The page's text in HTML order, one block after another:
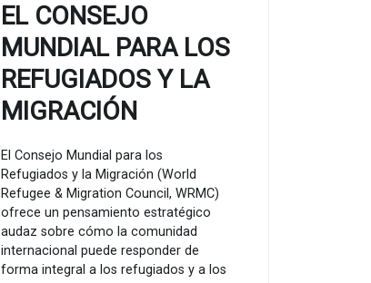
EL CONSEJO
MUNDIAL PARA LOS
REFUGIADOS Y LA
MIGRACIÓN
El Consejo Mundial para los
Refugiados y la Migración (World
Refugee & Migration Council, WRMC)
ofrece un pensamiento estratégico
audaz sobre cómo la comunidad
internacional puede responder de
forma integral a los refugiados y a los